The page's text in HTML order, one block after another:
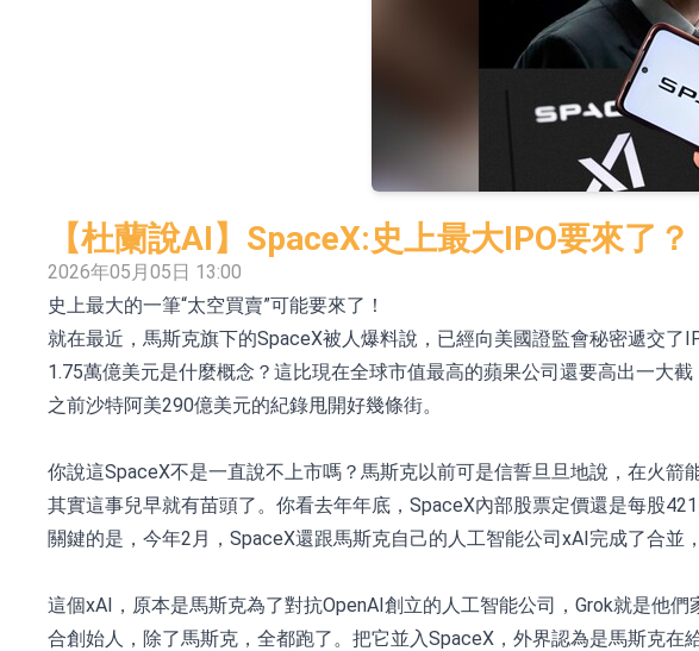
依米康：海外交付以東南亞、中東市場為主 並已取得歐美相關認證
上交所：財通多策略福鑫定期開放靈活配置混合型發起式證券投
上交所：景順長城全球半導體芯片產業股票型證券投資基金臨時
【異動股】港股跌幅榜前十，卡森國際(00496.HK)跌22.40%，九
【異動股】港股漲幅榜前十，拿森科技(02261.HK)漲+75.05%，辰
神火股份：新疆神火鋁水轉化率已100%
【異動股】焦炭Ⅲ板塊下挫，陝西黑貓(601015.CN)跌8.38%
浙江證監局對財通證券股份有限公司採取出具警示函措施
山金國際：港股上市工作正常推進中
【杜蘭說AI】SpaceX:史上最大IPO要來了？
2026年05月05日 13:00
史上最大的一筆“太空買賣”可能要來了！
就在最近，馬斯克旗下的SpaceX被人爆料說，已經向美國證監會秘密遞交了
1.75萬億美元是什麼概念？這比現在全球市值最高的蘋果公司還要高出一大
之前沙特阿美290億美元的紀錄甩開好幾條街。
你說這SpaceX不是一直說不上市嗎？馬斯克以前可是信誓旦旦地說，在火箭
其實這事兒早就有苗頭了。你看去年年底，SpaceX內部股票定價還是每股
關鍵的是，今年2月，SpaceX還跟馬斯克自己的人工智能公司xAI完成了合並
這個xAI，原本是馬斯克為了對抗OpenAI創立的人工智能公司，Grok就是他
合創始人，除了馬斯克，全都跑了。把它並入SpaceX，外界認為是馬斯克在